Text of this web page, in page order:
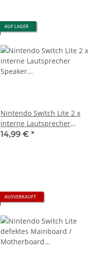
AUF LAGER
Nintendo Switch Lite 2 x
interne Lautsprecher
Speaker Original Ersatzteil
14,99 € *
AUSVERKAUFT